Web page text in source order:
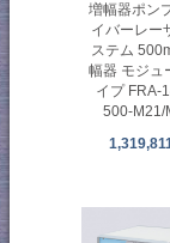
増幅器ポン
イバーレー
ステム
幅器 モジュ
イプ FRA-
500-M21/